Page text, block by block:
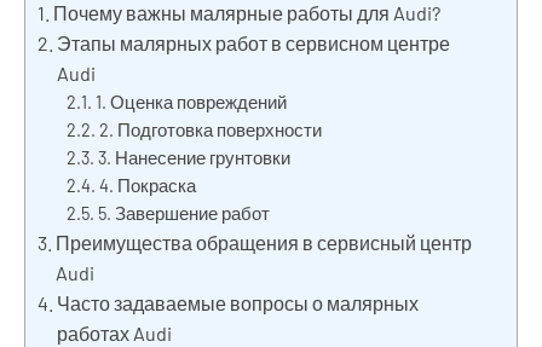
Почему важны малярные работы для Audi?
Этапы малярных работ в сервисном центре
Audi
1. Оценка повреждений
2. Подготовка поверхности
3. Нанесение грунтовки
4. Покраска
5. Завершение работ
Преимущества обращения в сервисный центр
Audi
Часто задаваемые вопросы о малярных
работах Audi